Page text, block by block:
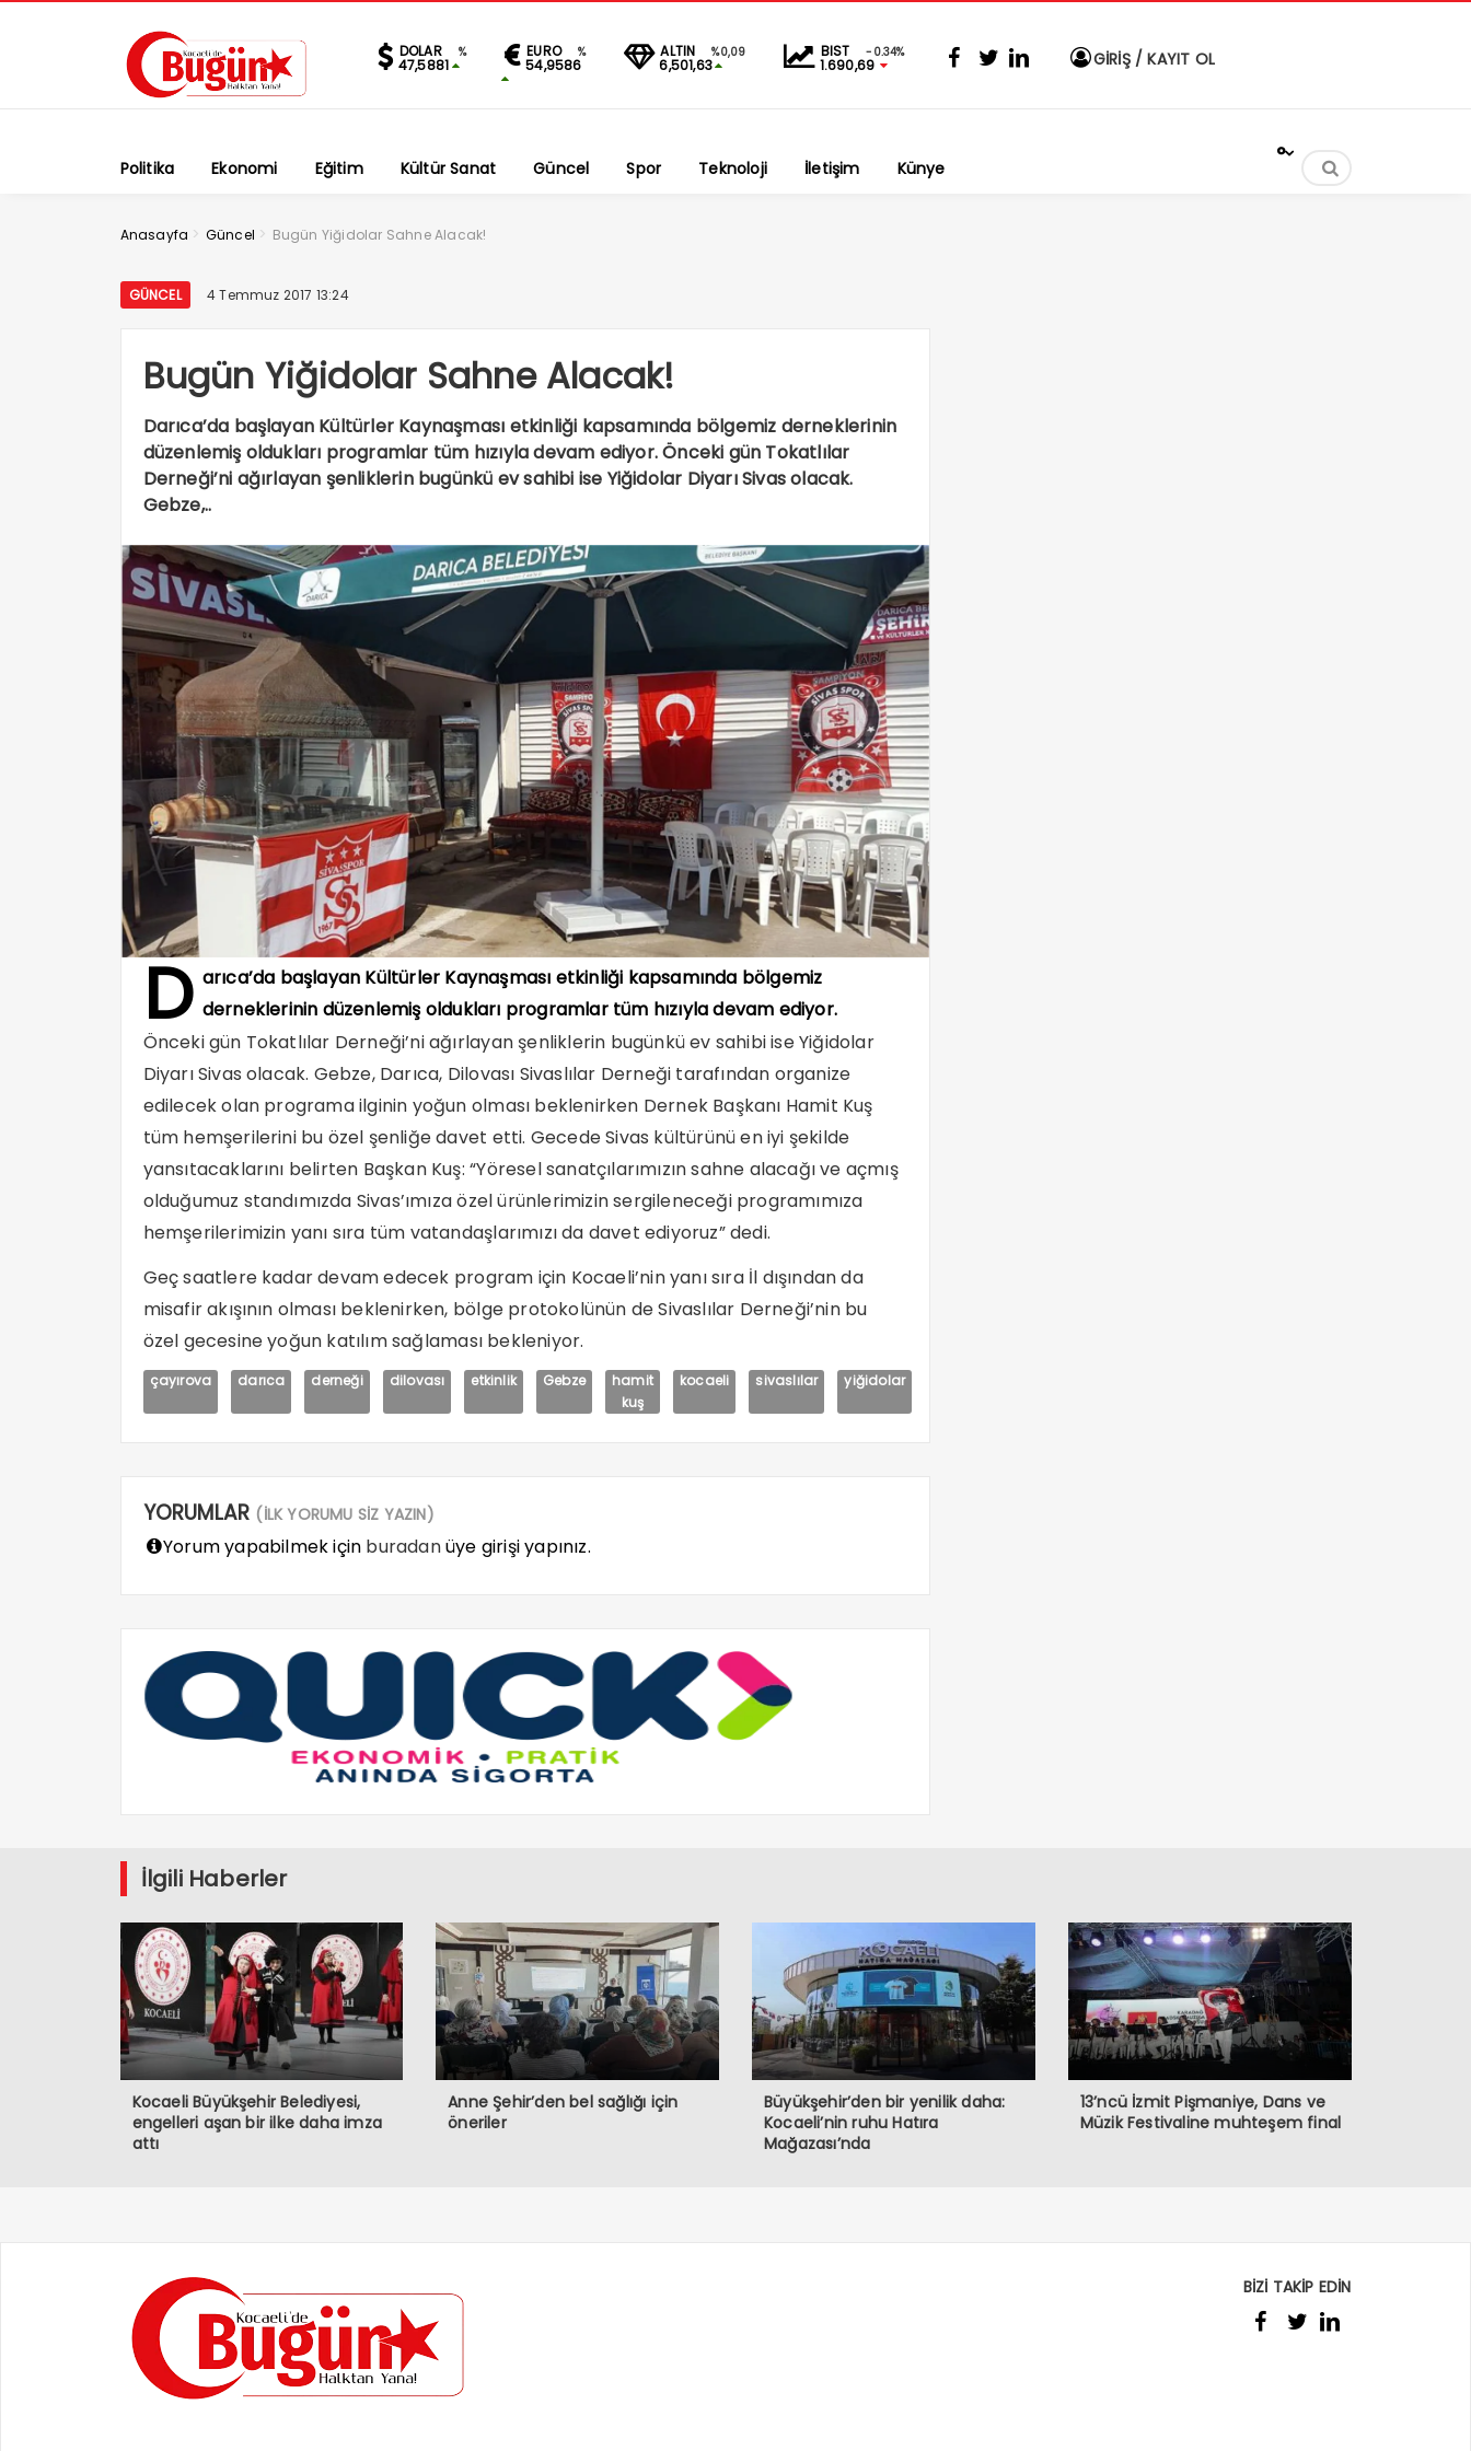
DOLAR %
47,5881
EURO %
54,9586
ALTIN %0,09
6,501,63
BIST -0.34%
1.690,69 GİRİŞ / KAYIT OL
Politika Ekonomi Eğitim Kültür Sanat Güncel Spor Teknoloji İletişim Künye
°
Anasayfa > Güncel > Bugün Yiğidolar Sahne Alacak!
GÜNCEL 4 Temmuz 2017 13:24
Bugün Yiğidolar Sahne Alacak!
Darıca’da başlayan Kültürler Kaynaşması etkinliği kapsamında bölgemiz derneklerinin
düzenlemiş oldukları programlar tüm hızıyla devam ediyor. Önceki gün Tokatlılar
Derneği’ni ağırlayan şenliklerin bugünkü ev sahibi ise Yiğidolar Diyarı Sivas olacak.
Gebze,..
D arıca’da başlayan Kültürler Kaynaşması etkinliği kapsamında bölgemiz
derneklerinin düzenlemiş oldukları programlar tüm hızıyla devam ediyor.
Önceki gün Tokatlılar Derneği’ni ağırlayan şenliklerin bugünkü ev sahibi ise Yiğidolar
Diyarı Sivas olacak. Gebze, Darıca, Dilovası Sivaslılar Derneği tarafından organize
edilecek olan programa ilginin yoğun olması beklenirken Dernek Başkanı Hamit Kuş
tüm hemşerilerini bu özel şenliğe davet etti. Gecede Sivas kültürünü en iyi şekilde
yansıtacaklarını belirten Başkan Kuş: “Yöresel sanatçılarımızın sahne alacağı ve açmış
olduğumuz standımızda Sivas’ımıza özel ürünlerimizin sergileneceği programımıza
hemşerilerimizin yanı sıra tüm vatandaşlarımızı da davet ediyoruz” dedi.
Geç saatlere kadar devam edecek program için Kocaeli’nin yanı sıra İl dışından da
misafir akışının olması beklenirken, bölge protokolünün de Sivaslılar Derneği’nin bu
özel gecesine yoğun katılım sağlaması bekleniyor.
çayırova darıca derneği dilovası etkinlik Gebze
hamit
kuş
kocaeli sivaslılar yiğidolar
YORUMLAR (İLK YORUMU SİZ YAZIN)
Yorum yapabilmek için buradanüye girişi yapınız.
İlgili Haberler
Kocaeli Büyükşehir Belediyesi,
engelleri aşan bir ilke daha imza
attı
Anne Şehir’den bel sağlığı için
öneriler
Büyükşehir’den bir yenilik daha:
Kocaeli’nin ruhu Hatıra
Mağazası’nda
13’ncü İzmit Pişmaniye, Dans ve
Müzik Festivaline muhteşem final
BİZİ TAKİP EDİN